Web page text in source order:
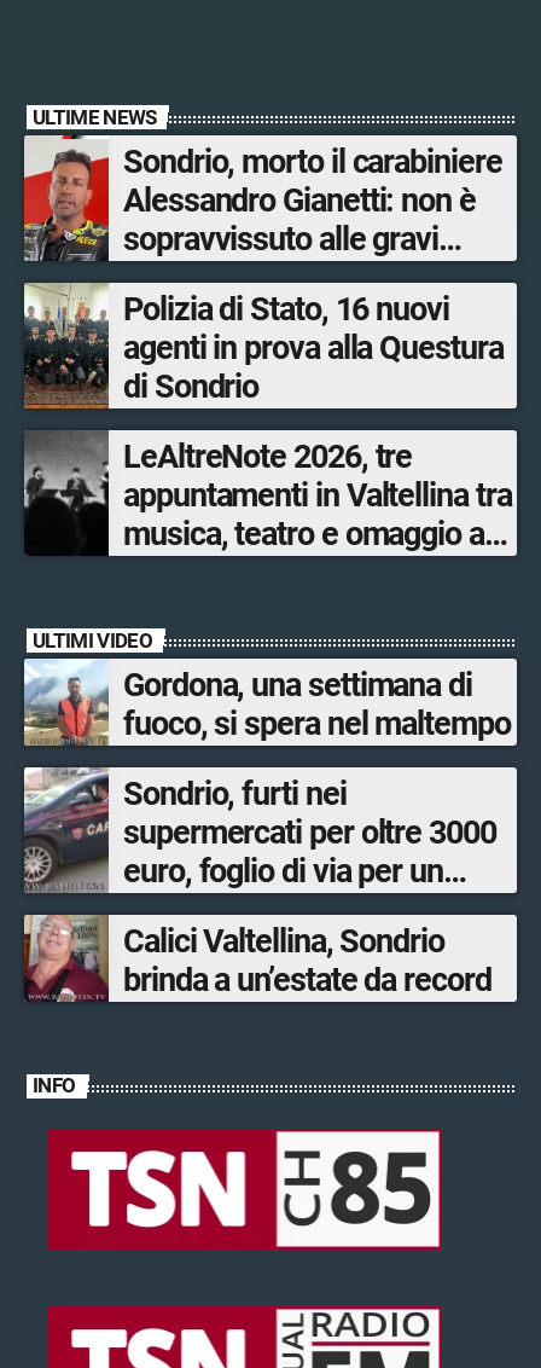
ULTIME NEWS
Sondrio, morto il carabiniere
Alessandro Gianetti: non è
sopravvissuto alle gravi
ustioni
Polizia di Stato, 16 nuovi
agenti in prova alla Questura
di Sondrio
LeAltreNote 2026, tre
appuntamenti in Valtellina tra
musica, teatro e omaggio a
ULTIMI VIDEO
Gordona, una settimana di
fuoco, si spera nel maltempo
Sondrio, furti nei
supermercati per oltre 3000
euro, foglio di via per un
ventinovenne
Calici Valtellina, Sondrio
brinda a un’estate da record
INFO